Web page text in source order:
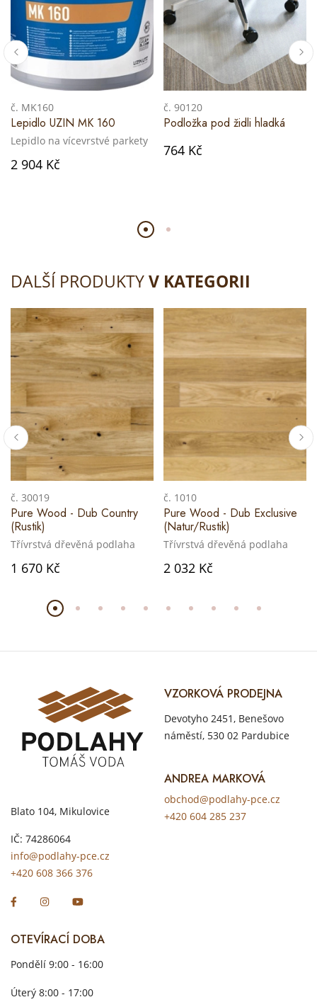
č. MK160
Lepidlo UZIN MK 160
Lepidlo na vícevrstvé parkety
2 904 Kč
č. 90120
Podložka pod židli hladká
764 Kč
DALŠÍ PRODUKTYV KATEGORII
č. 30019
Pure Wood - Dub Country
(Rustik)
Třívrstvá dřevěná podlaha
1 670 Kč
č. 1010
Pure Wood - Dub Exclusive
(Natur/Rustik)
Třívrstvá dřevěná podlaha
2 032 Kč
Blato 104, Mikulovice
IČ: 74286064
info@podlahy-pce.cz
+420 608 366 376
VZORKOVÁ PRODEJNA
Devotyho 2451, Benešovo
náměstí, 530 02 Pardubice
ANDREA MARKOVÁ
obchod@podlahy-pce.cz
+420 604 285 237
OTEVÍRACÍ DOBA
Pondělí 9:00 - 16:00
Úterý 8:00 - 17:00